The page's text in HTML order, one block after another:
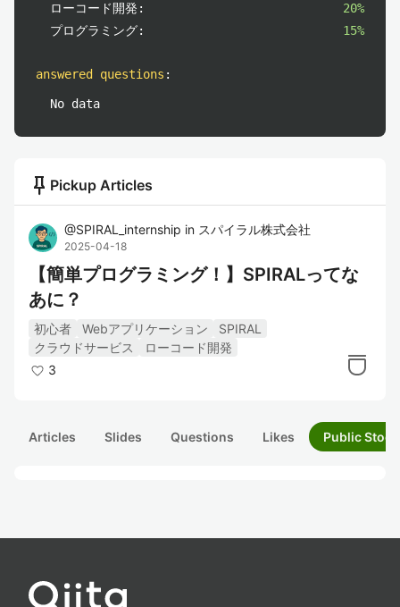
ローコード開発:
20%
プログラミング:
15%
answered questions :
No data
push_pin Pickup Articles
@SPIRAL_internship in スパイラル株式会社
2025-04-18
【簡単プログラミング！】SPIRALってな
あに？
初心者 Webアプリケーション
SPIRAL
クラウドサービス
ローコード開発
3
Articles Slides Questions Likes Public